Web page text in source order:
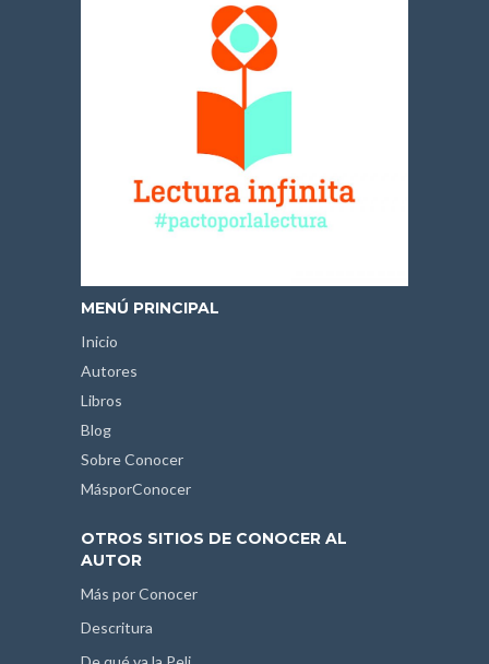
MENÚ PRINCIPAL
Inicio
Autores
Libros
Blog
Sobre Conocer
MásporConocer
OTROS SITIOS DE CONOCER AL
AUTOR
Más por Conocer
Descritura